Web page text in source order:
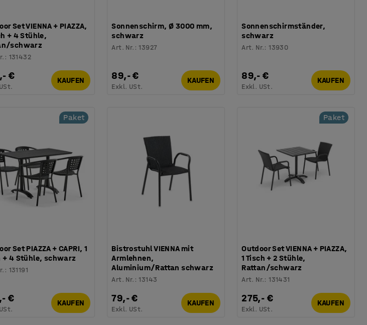
Set VIENNA + PIAZZA,
+ 4 Stühle,
schwarz
: 131432
€ KAUFEN
Sonnenschirm, Ø 3000 mm,
schwarz
Art. Nr. :13927
89,- €
Exkl. USt.
KAUFEN
Sonnenschirmständer,
schwarz
Art. Nr.:13930
89,- €
Exkl. USt.
KAUFEN
Paket
Set PIAZZA + CAPRI, 1
+ 4 Stühle, schwarz
: 131191
€ KAUFEN
Bistrostuhl VIENNA mit
Armlehnen,
Aluminium/Rattan schwarz
Art. Nr. :13143
79,- €
Exkl. USt.
KAUFEN
Paket
Outdoor Set VIENNA + PIAZZA,
1 Tisch + 2 Stühle,
Rattan/schwarz
Art. Nr.:131431
275,- €
Exkl. USt.
KAUFEN